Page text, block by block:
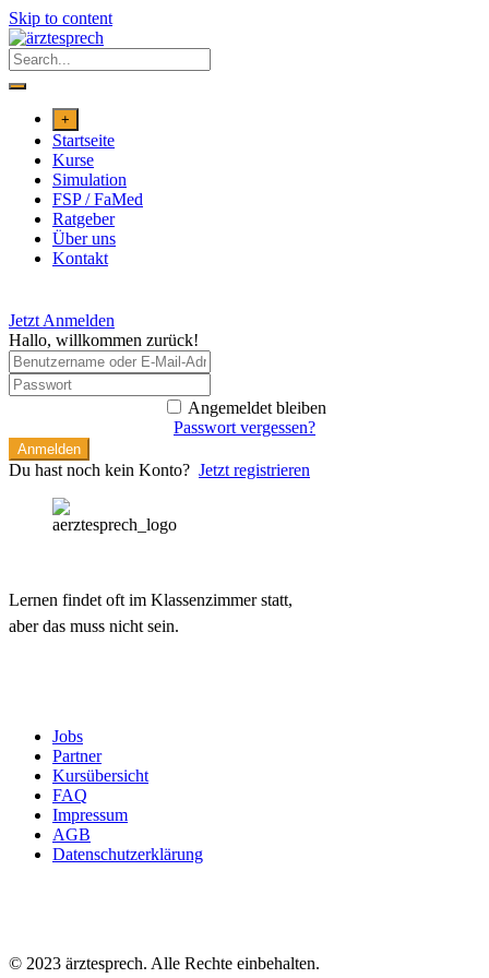
Skip to content
+
Startseite
Kurse
Simulation
FSP / FaMed
Ratgeber
Über uns
Kontakt
Jetzt Anmelden
Hallo, willkommen zurück!
Angemeldet bleiben
Passwort vergessen?
Anmelden
Du hast noch kein Konto? Jetzt registrieren
Lernen findet oft im Klassenzimmer statt,
aber das muss nicht sein.
Jobs
Partner
Kursübersicht
FAQ
Impressum
AGB
Datenschutzerklärung
© 2023 ärztesprech. Alle Rechte einbehalten.